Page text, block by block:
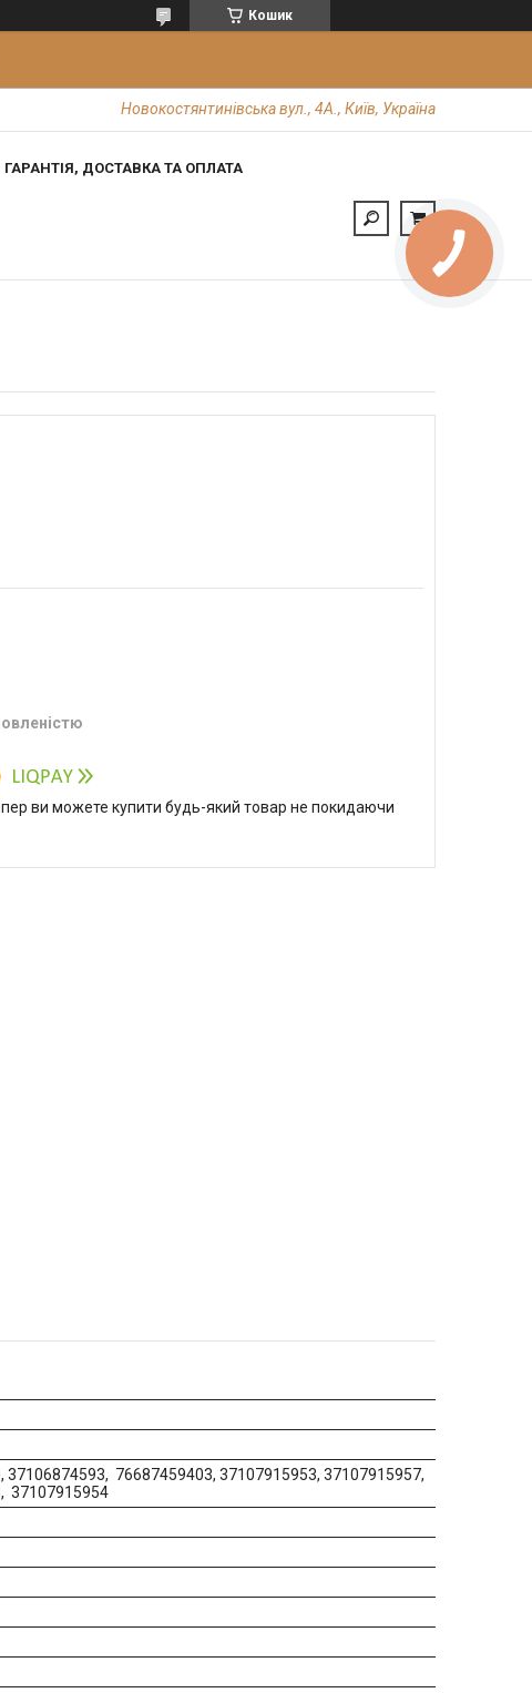
Кошик
Новокостянтинівська вул., 4А., Київ, Україна
ГАРАНТІЯ, ДОСТАВКА ТА ОПЛАТА
ви можете купити будь-який товар не покидаючи
76687459403, 37107915953, 37107915957,
37107915954